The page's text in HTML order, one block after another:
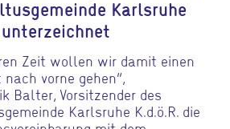
Karlsruhe
Zeit wollen wir damit einen
vorne gehen“,
Balter, Vorsitzender des
Karlsruhe K.d.ö.R. die